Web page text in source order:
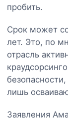
пробить.
Срок может
лет. Это, по
отрасль
лишь
Заявления